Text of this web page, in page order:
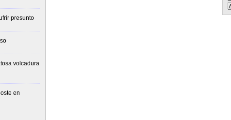
presunto
volcadura
en